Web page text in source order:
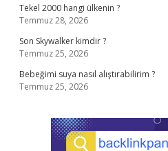
Tekel 2000 hangi ülkenin ?
Temmuz 28, 2026
Son Skywalker kimdir ?
Temmuz 25, 2026
Bebeğimi suya nasıl alıştırabilirim ?
Temmuz 25, 2026